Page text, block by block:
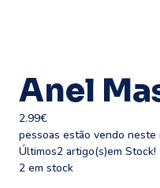
Anel
2.99€
pessoas estão vendo neste
Últimos2 artigo(s)em Stock!
2 em stock